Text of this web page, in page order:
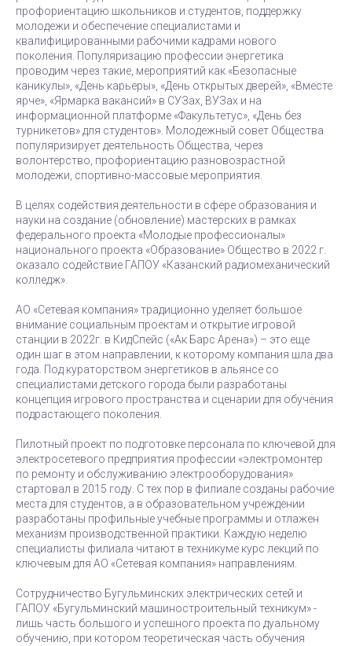
профориентацию школьников и студентов, поддержку
молодежи и обеспечение специалистами и
квалифицированными рабочими кадрами нового
поколения. Популяризацию профессии энергетика
проводим через такие, мероприятий как «Безопасные
каникулы», «День карьеры», «День открытых дверей», «Вместе
ярче», «Ярмарка вакансий» в СУЗах, ВУЗах и на
информационной платформе «Факультетус», «День без
турникетов» для студентов». Молодежный совет Общества
популяризирует деятельность Общества, через
волонтерство, профориентацию разновозрастной
молодежи, спортивно-массовые мероприятия.
В целях содействия деятельности в сфере образования и
науки на создание (обновление) мастерских в рамках
федерального проекта «Молодые профессионалы»
национального проекта «Образование» Общество в 2022 г.
оказало содействие ГАПОУ «Казанский радиомеханический
колледж».
АО «Сетевая компания» традиционно уделяет большое
внимание социальным проектам и открытие игровой
станции в 2022г. в КидСпейс («Ак Барс Арена») – это еще
один шаг в этом направлении, к которому компания шла два
года. Под кураторством энергетиков в альянсе со
специалистами детского города были разработаны
концепция игрового пространства и сценарии для обучения
подрастающего поколения.
Пилотный проект по подготовке персонала по ключевой для
электросетевого предприятия профессии «электромонтер
по ремонту и обслуживанию электрооборудования»
стартовал в 2015 году. С тех пор в филиале созданы рабочие
места для студентов, а в образовательном учреждении
разработаны профильные учебные программы и отлажен
механизм производственной практики. Каждую неделю
специалисты филиала читают в техникуме курс лекций по
ключевым для АО «Сетевая компания» направлениям.
Сотрудничество Бугульминских электрических сетей и
ГАПОУ «Бугульминский машиностроительный техникум» -
лишь часть большого и успешного проекта по дуальному
обучению, при котором теоретическая часть обучения